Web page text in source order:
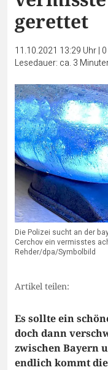
gerettet
11.10.2021 13:29 Uhr| 0
Lesedauer: ca. 3
Die Polizei sucht an der
Cerchov ein vermisstes
Rehder/dpa/Symbolbild
Artikel teilen:
Es sollte ein
doch dann
zwischen Bayern
endlich kommt